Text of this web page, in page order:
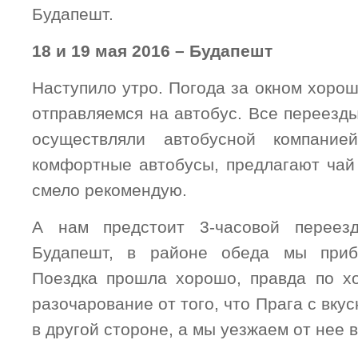
Будапешт.
18 и 19 мая 2016 – Будапешт
Наступило утро. Погода за окном
отправляемся на автобус. Все
осуществляли автобусной
комфортные автобусы, предлагают
смело рекомендую.
А нам предстоит 3-часовой
Будапешт, в районе обеда мы
Поездка прошла хорошо, правда по
разочарование от того, что Прага с
в другой стороне, а мы уезжаем от нее